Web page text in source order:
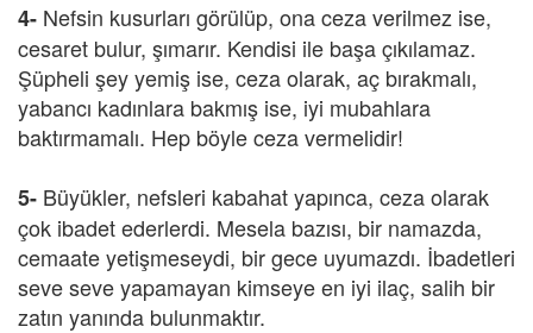
4- Nefsin kusurları görülüp, ona ceza verilmez ise,
cesaret bulur, şımarır. Kendisi ile başa çıkılamaz.
Şüpheli şey yemiş ise, ceza olarak, aç bırakmalı,
yabancı kadınlara bakmış ise, iyi mubahlara
baktırmamalı. Hep böyle ceza vermelidir!
5- Büyükler, nefsleri kabahat yapınca, ceza olarak
çok ibadet ederlerdi. Mesela bazısı, bir namazda,
cemaate yetişmeseydi, bir gece uyumazdı. İbadetleri
seve seve yapamayan kimseye en iyi ilaç, salih bir
zatın yanında bulunmaktır.